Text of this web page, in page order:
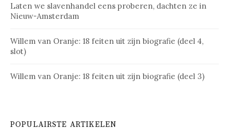
Laten we slavenhandel eens proberen, dachten ze in
Nieuw-Amsterdam
Willem van Oranje: 18 feiten uit zijn biografie (deel 4,
slot)
Willem van Oranje: 18 feiten uit zijn biografie (deel 3)
POPULAIRSTE ARTIKELEN